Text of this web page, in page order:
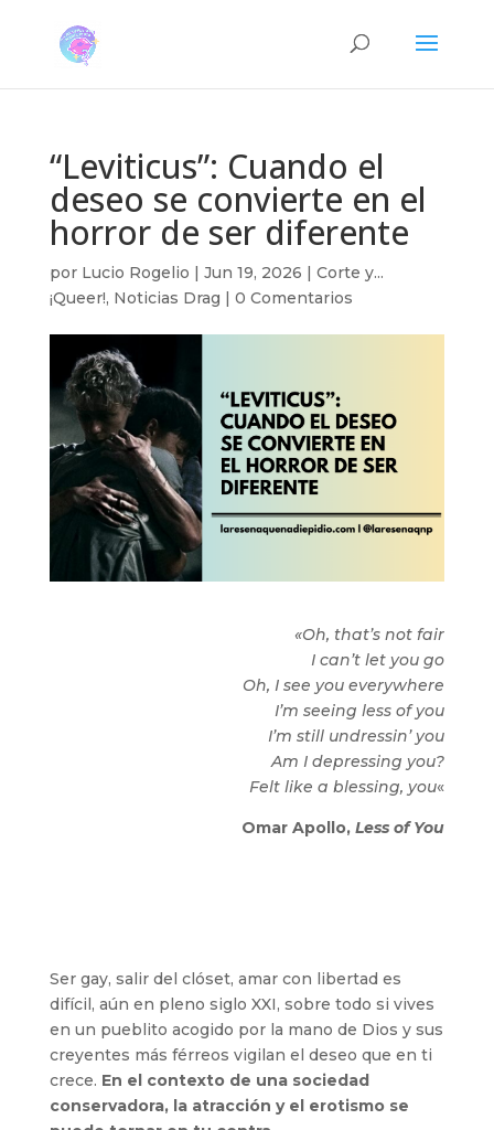
“Leviticus”: Cuando el
deseo se convierte en el
horror de ser diferente
por Lucio Rogelio | Jun 19, 2026 | Corte y...
¡Queer!, Noticias Drag | 0 Comentarios
«Oh, that’s not fair
I can’t let you go
Oh, I see you everywhere
I’m seeing less of you
I’m still undressin’ you
Am I depressing you?
Felt like a blessing, you«
Omar Apollo,Less of You
Ser gay, salir del clóset, amar con libertad es
difícil, aún en pleno siglo XXI, sobre todo si vives
en un pueblito acogido por la mano de Dios y sus
creyentes más férreos vigilan el deseo que en ti
crece. En el contexto de una sociedad
conservadora, la atracción y el erotismo se